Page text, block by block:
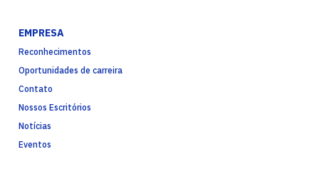
EMPRESA
Reconhecimentos
Oportunidades de carreira
Contato
Nossos Escritórios
Notícias
Eventos